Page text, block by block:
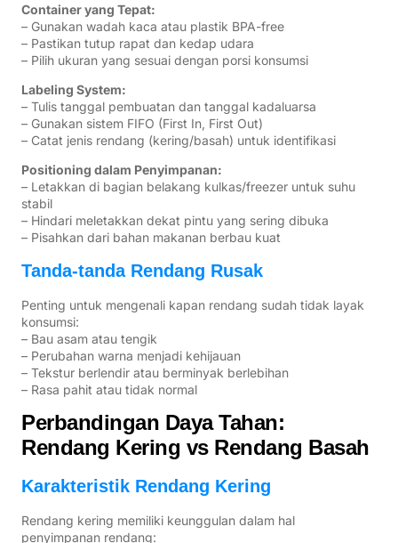
Container yang Tepat:
– Gunakan wadah kaca atau plastik BPA-free
– Pastikan tutup rapat dan kedap udara
– Pilih ukuran yang sesuai dengan porsi konsumsi
Labeling System:
– Tulis tanggal pembuatan dan tanggal kadaluarsa
– Gunakan sistem FIFO (First In, First Out)
– Catat jenis rendang (kering/basah) untuk identifikasi
Positioning dalam Penyimpanan:
– Letakkan di bagian belakang kulkas/freezer untuk suhu
stabil
– Hindari meletakkan dekat pintu yang sering dibuka
– Pisahkan dari bahan makanan berbau kuat
Tanda-tanda Rendang Rusak
Penting untuk mengenali kapan rendang sudah tidak layak
konsumsi:
– Bau asam atau tengik
– Perubahan warna menjadi kehijauan
– Tekstur berlendir atau berminyak berlebihan
– Rasa pahit atau tidak normal
Perbandingan Daya Tahan:
Rendang Kering vs Rendang Basah
Karakteristik Rendang Kering
Rendang kering memiliki keunggulan dalam hal
penyimpanan rendang: